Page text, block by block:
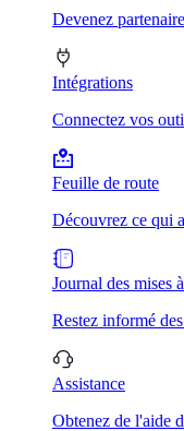
Devenez
Intégrations
Connectez vos
Feuille de route
Découvrez ce qui
Journal des mises
Restez informé
Assistance
Obtenez de l'aide